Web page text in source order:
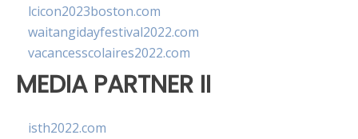
lcicon2023boston.com
waitangidayfestival2022.com
vacancesscolaires2022.com
MEDIA PARTNER II
isth2022.com